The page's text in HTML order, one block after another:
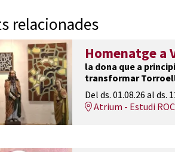
relacionades
Homenatge a
la dona que a
transformar
Del ds. 01.08.26 al ds.
Atrium - Estudi